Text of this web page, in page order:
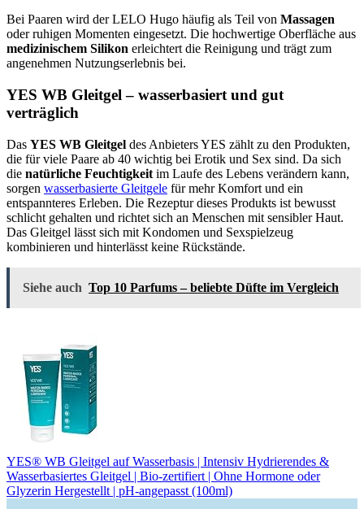
Bei Paaren wird der LELO Hugo häufig als Teil von Massagen
oder ruhigen Momenten eingesetzt. Die hochwertige Oberfläche aus
medizinischem Silikon erleichtert die Reinigung und trägt zum
angenehmen Nutzungserlebnis bei.
YES WB Gleitgel – wasserbasiert und gut
verträglich
Das YES WB Gleitgel des Anbieters YES zählt zu den Produkten,
die für viele Paare ab 40 wichtig bei Erotik und Sex sind. Da sich
die natürliche Feuchtigkeit im Laufe des Lebens verändern kann,
sorgen wasserbasierte Gleitgele für mehr Komfort und ein
entspannteres Erleben. Die Rezeptur dieses Produkts ist bewusst
schlicht gehalten und richtet sich an Menschen mit sensibler Haut.
Das Gleitgel lässt sich mit Kondomen und Sexspielzeug
kombinieren und hinterlässt keine Rückstände.
Siehe auch Top 10 Parfums – beliebte Düfte im Vergleich
YES® WB Gleitgel auf Wasserbasis | Intensiv Hydrierendes &
Wasserbasiertes Gleitgel | Bio-zertifiert | Ohne Hormone oder
Glyzerin Hergestellt | pH-angepasst (100ml)